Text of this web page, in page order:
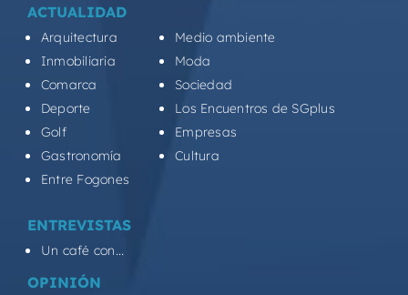
ACTUALIDAD
Arquitectura
Inmobiliaria
Comarca
Deporte
Golf
Gastronomía
Entre Fogones
Medio ambiente
Moda
Sociedad
Los Encuentros de SGplus
Empresas
Cultura
ENTREVISTAS
Un café con...
OPINIÓN